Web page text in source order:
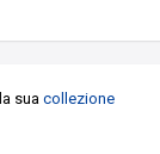
suacollezione